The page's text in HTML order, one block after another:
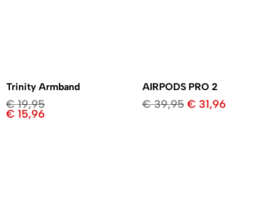
Trinity Armband
€19,95
€ 15,96
AIRPODS PRO 2
€39,95 € 31,96